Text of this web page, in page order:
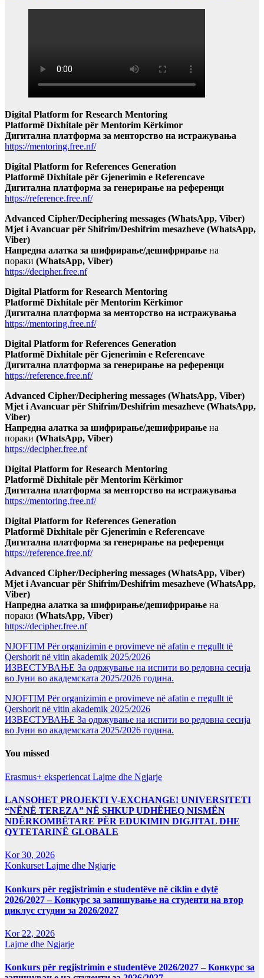
Digital Platform for Research Mentoring
Platformë Dixhitale për Mentorim Kërkimor
Дигитална платформа за менторство на истражувања
https://mentoring.free.nf/
Digital Platform for References Generation
Platformë Dixhitale për Gjenerimin e Referencave
Дигитална платформа за генерирање на референци
https://reference.free.nf/
Advanced Cipher/Deciphering messages (WhatsApp, Viber)
Mjet i Avancuar për Shifrim/Deshifrim mesazheve (WhatsApp,
Viber)
Напредна алатка за шифрирање/дешифрирање на
пораки (WhatsApp, Viber)
https://decipher.free.nf
Digital Platform for Research Mentoring
Platformë Dixhitale për Mentorim Kërkimor
Дигитална платформа за менторство на истражувања
https://mentoring.free.nf/
Digital Platform for References Generation
Platformë Dixhitale për Gjenerimin e Referencave
Дигитална платформа за генерирање на референци
https://reference.free.nf/
Advanced Cipher/Deciphering messages (WhatsApp, Viber)
Mjet i Avancuar për Shifrim/Deshifrim mesazheve (WhatsApp,
Viber)
Напредна алатка за шифрирање/дешифрирање на
пораки (WhatsApp, Viber)
https://decipher.free.nf
Digital Platform for Research Mentoring
Platformë Dixhitale për Mentorim Kërkimor
Дигитална платформа за менторство на истражувања
https://mentoring.free.nf/
Digital Platform for References Generation
Platformë Dixhitale për Gjenerimin e Referencave
Дигитална платформа за генерирање на референци
https://reference.free.nf/
Advanced Cipher/Deciphering messages (WhatsApp, Viber)
Mjet i Avancuar për Shifrim/Deshifrim mesazheve (WhatsApp,
Viber)
Напредна алатка за шифрирање/дешифрирање на
пораки (WhatsApp, Viber)
https://decipher.free.nf
NJOFTIM Për organizimin e provimeve në afatin e rregullt të
Qershorit në vitin akademik 2025/2026
ИЗВЕСТУВАЊЕ За одржување на испити во редовна сесија
во Јуни во академската 2025/2026 година.
NJOFTIM Për organizimin e provimeve në afatin e rregullt të
Qershorit në vitin akademik 2025/2026
ИЗВЕСТУВАЊЕ За одржување на испити во редовна сесија
во Јуни во академската 2025/2026 година.
You missed
Erasmus+ eksperiencat Lajme dhe Ngjarje
LANSOHET PROJEKTI V-EXCHANGE! UNIVERSITETI
“NËNË TEREZA” NË SHKUP UDHËHEQ NISMËN
NDËRKOMBËTARE PËR EDUKIMIN DIGJITAL DHE
QYTETARINË GLOBALE
Kor 30, 2026
Konkurset Lajme dhe Ngjarje
Konkurs për regjistrimin e studentëve në ciklin e dytë
2026/2027 – Конкурс за запишување на студенти на втор
циклус студии за 2026/2027
Kor 22, 2026
Lajme dhe Ngjarje
Konkurs për regjistrimin e studentëve 2026/2027 – Конкурс за